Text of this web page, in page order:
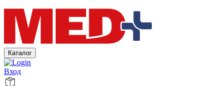
Каталог
Вход